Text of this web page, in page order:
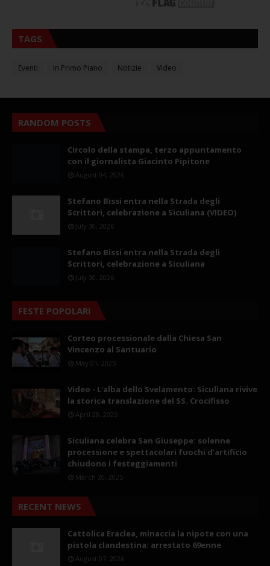
TAGS
Eventi In Primo Piano Notizie Video
RANDOM POSTS
Circolo della stampa, terzo appuntamento
con il giornalista Giacinto Pipitone
August 04, 2026
Stefano Bissi entra nella Strada degli
Scrittori, celebrazione a Siculiana (VIDEO)
July 30, 2026
Stefano Bissi entra nella Strada degli
Scrittori, celebrazione a Siculiana
July 30, 2026
FESTE POPOLARI
Corteo processionale dalla Chiesa San
Vincenzo al Santuario
May 01, 2025
Video - L'alba dello Svelamento: Siculiana rivive
la storica translazione del SS. Crocifisso
April 28, 2025
Siculiana celebra San Giuseppe: solenne
processione e spettacolari fuochi d’artificio
chiudono i festeggiamenti
March 20, 2025
RECENT NEWS
Cattolica Eraclea, minaccia la nipote con una
pistola clandestina: arrestato 69enne
August 07, 2026